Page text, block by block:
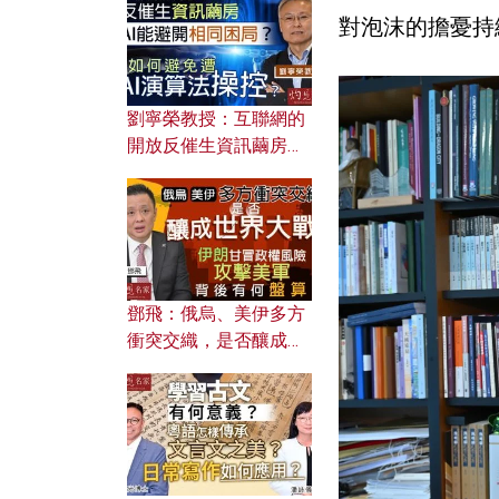
對泡沫的擔憂
劉寧榮教授：互聯網的
開放反催生資訊繭房，
何避免遭AI演算法操
控？
鄧飛：俄烏、美伊多方
衝突交織，是否釀成世
風險攻擊美軍，背後有
何盤算？